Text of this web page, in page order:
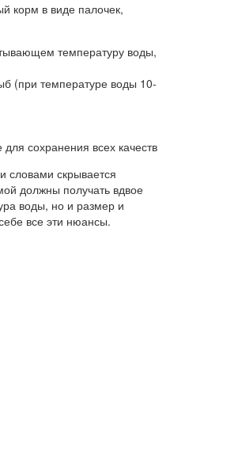
корм в виде палочек,
температуру воды,
(при температуре воды 10-
сохранения всех качеств
словами скрывается
должны получать вдвое
воды, но и размер и
все эти нюансы.